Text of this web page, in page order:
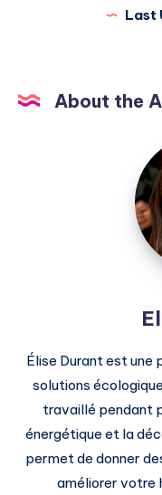
Last
About the
Élise Durant est une
solutions
travaillé pendant
énergétique et la
permet de donner
améliorer votre